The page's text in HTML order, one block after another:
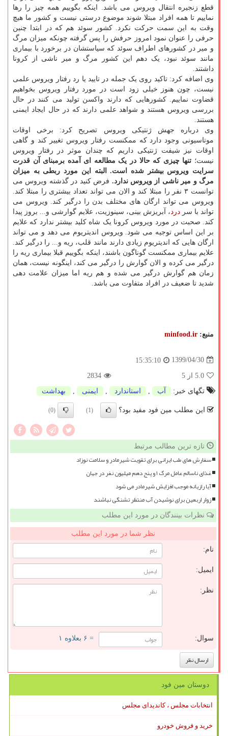
قطع زنجیره انتقال ویروس می باشد. اینکه بگوییم همه چیز را رها
نماییم تا همه افراد مبتلا شوند موضوع درستی نیست و کشور ما هیچ
وقت به این سمت حرکت نکرد. کشور سوئد هم که در ابتدا چنین
حرفی را عنوان نمود امروز حرفش را پس گرفته چونکه میزان مرگ
و میر در کشورهای اطراف سوئد که سیاستشان در برخورد با بیماری
مانند سوئد نبود، یک دهم این کشور مرگ و میر ناشی از کرونا
داشتند.
وی اضافه کرد: تاکید روی یک جمله در تایید یا رد رفتار ویروس علمی
نیست، چون هنوز خیلی زود است در مورد رفتار ویروس بخواهیم
قضاوت نماییم. کشورهایی که دارند واکسن تولید می کنند در حال
بررسی ویروس هستند و شواهد علمی دارند که در حال ایجاد ایمنی
هستند.
وی درباره جهش ژنتیکی ویروس تصریح کرد: برخی اوقات
موتاسیونی وجود دارد که ممکنست رفتار ویروس تغییر کند و گاهی
اوقات نیز شیفت ژنتیکی داریم که چندان موثر در رفتار ویروس
نیست؛ تنها چیزی که حالا در یک مطالعه ای آمده برمبنای آن قدرت
سرایت ویروس بیشتر شده است. البته این مورد ربطی به میزان
مرگ و میر ناشی از ویروس ندارد. فرض کنید در گذشته ویروس می
توانست ۳ نفر را مبتلا کند و الان می تواند تعداد بیشتری را مبتلا کند.
ویروس می تواند ارگان های مختلف بدن را درگیر کند. ویروس می
تواند با سر درد، آبریزش بینی، سینوزیت، علایم گوارشی و... بروز پیدا
کند. صحبت در مورد ویروس کرونا یک شاه کلید بیشتر ندارد که علایم
بر این اساس توجیه می شود. ویروس اندیتریوم می دهد و می تواند
ارگان هایی که اندیتریوم زیادی دارند مانند قلب، ریه و... را درگیر کند.
علایم بیماری ممکنست گوناگون باشند، اینکه بگوییم قبلا بیماری ریه را
درگیر می کرده و الان گوارش را درگیر می کند، اینگونه نیست، همان
زمان هم گوارش درگیر می شده و هم ریه اما میزان علامت دهی
شدید تا ضعیف در افراد متفاوت می باشد.
منبع: minfood.ir
1399/04/30
15:35:10
5.0 از 5
2834
تگهای خبر:
آب استاندارد ایمنی بهداشت
این مطلب مین فود مفید بود؟ (1)
(0)
تازه ترین مطالب مرتبط
سفارش های طب ایرانی برای تقویت شیرمادر و سلامت نوزاد
غذای ناسالم عامل مرگ ۱ و پنج دهم میلیون نفر در جهان
آیا رازیانه موجب افزایش شیرمادر می شود
زوار اربعین برای نوشیدن آب منتظر تشنگی نباشند
نظرات بینندگان در مورد این مطلب
نظر شما در مورد این مطلب
نام:
ایمیل:
نظر:
سوال: = ۶ بعلاوه ۱
دوستان مین فود
انتخابات مجلس ، کاندیدای مجلس
خرید و فروش خودرو